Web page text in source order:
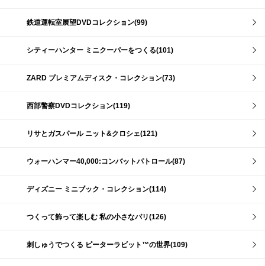
鉄道運転室展望DVDコレクション(99)
シティーハンター ミニクーパーをつくる(101)
ZARD プレミアムディスク・コレクション(73)
西部警察DVDコレクション(119)
リサとガスパール ニット&クロシェ(121)
ウォーハンマー40,000:コンバットパトロール(87)
ディズニー ミニブック・コレクション(114)
つくって飾って楽しむ 私の小さなパリ(126)
刺しゅうでつくる ピーターラビット™の世界(109)